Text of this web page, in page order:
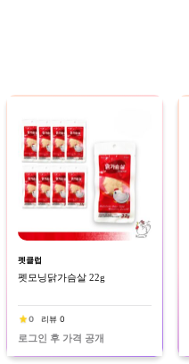
펫클럽
펫모닝닭가슴살 22g
0 리뷰 0
로그인 후 가격 공개